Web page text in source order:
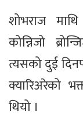
शोभराज
कोन्निजो
त्यसको दुई
क्यारिअरेको
थियो ।